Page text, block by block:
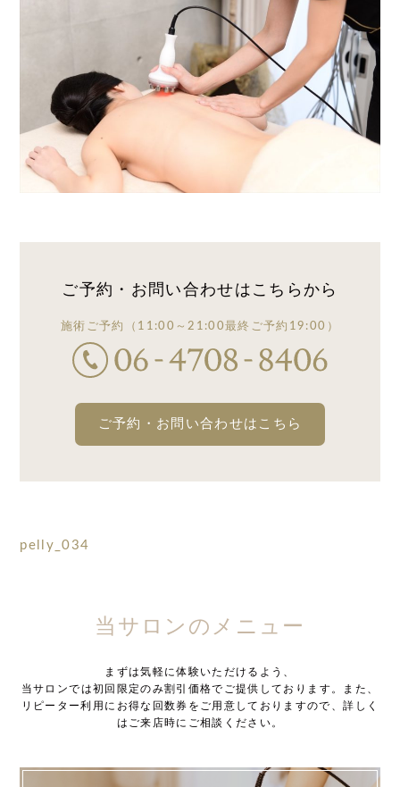
ご予約・お問い合わせはこちらから
施術ご予約 （11:00～21:00最終ご予約19:00）
ご予約・お問い合わせはこちら
pelly_034
当サロンのメニュー
まずは気軽に体験いただけるよう、
当サロンでは初回限定のみ割引価格でご提供しております。また、
リピーター利用にお得な回数券をご用意しておりますので、詳しく
はご来店時にご相談ください。